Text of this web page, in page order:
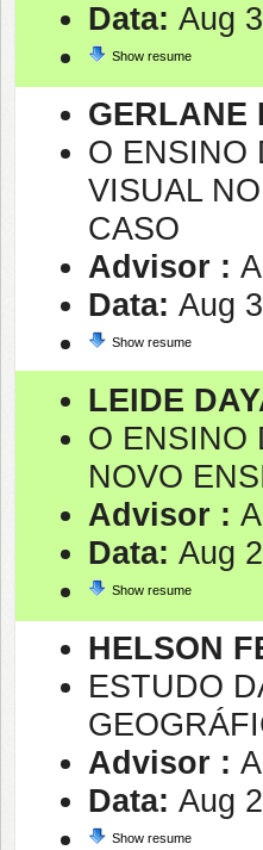
Data: Aug
Show resume
GERLANE
O ENSINO
VISUAL
CASO
Advisor :
Data: Aug
Show resume
LEIDE
O ENSINO
NOVO
Advisor :
Data: Aug
Show resume
HELSON
ESTUDO
Advisor :
Data: Aug
Show resume